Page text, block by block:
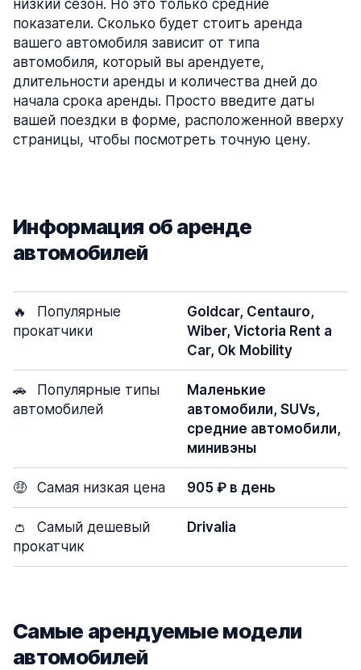
низкий сезон. Но это только средние
показатели. Сколько будет стоить аренда
вашего автомобиля зависит от типа
автомобиля, который вы арендуете,
длительности аренды и количества дней до
начала срока аренды. Просто введите даты
вашей поездки в форме, расположенной вверху
страницы, чтобы посмотреть точную цену.
Информация об аренде
автомобилей
🔥
Популярные
прокатчики
Goldcar, Centauro,
Wiber, Victoria Rent a
Car, Ok Mobility
🚗
Популярные типы
автомобилей
Маленькие
автомобили, SUVs,
средние автомобили,
минивэны
🤑 Самая низкая цена 905 ₽ в день
👛
Самый дешевый
прокатчик
Drivalia
Самые арендуемые модели
автомобилей